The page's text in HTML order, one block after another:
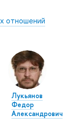
отношений
Лукьянов
Федор
Александрович